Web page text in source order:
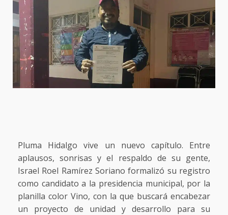
Pluma Hidalgo vive un nuevo capítulo. Entre
aplausos, sonrisas y el respaldo de su gente,
Israel Roel Ramírez Soriano formalizó su registro
como candidato a la presidencia municipal, por la
planilla color Vino, con la que buscará encabezar
un proyecto de unidad y desarrollo para su